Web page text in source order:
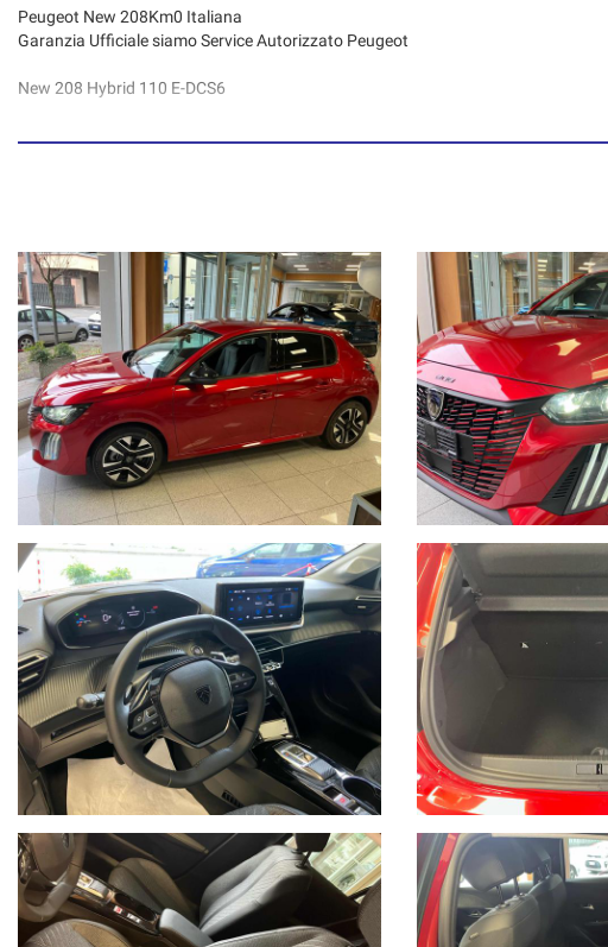
Peugeot New 208Km0 Italiana
Garanzia Ufficiale siamo Service Autorizzato Peugeot
New 208 Hybrid 110 E-DCS6
Allure 110cv Hybrid € 21.950,00 Nero + Rosso + Bianco
Allure 145cv Hybrid € 21.250,00 Bianco
GT 145cv Hybrid da € 24.150 Rosso Elixir + Giallo + Bianco + Grigio
NB: prezzi esposti REALI, da aggiungere spesa intestazione e preconsegna!
Alcune Vetture proposte visibili in sede.
per informazioni
02 9013238 ufficio vendite
autobaroni@libero.it
371 1786097 whatsapp